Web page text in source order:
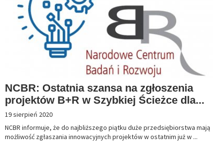
NCBR: Ostatnia szansa na zgłoszenia
projektów B+R w Szybkiej Ścieżce dla...
19 sierpień 2020
NCBR informuje, że do najbliższego piątku duże przedsiębiorstwa mają
możliwość zgłaszania innowacyjnych projektów w ostatnim już w ...